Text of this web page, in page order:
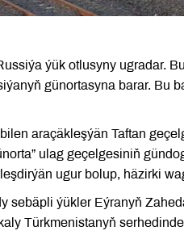
ýük otlusyny ugradar.
günortasyna barar. Bu
araçäkleşýän Taftan
ulag geçelgesiniň
ugur bolup, häzirki
sebäpli ýükler Eýranyň
Türkmenistanyň